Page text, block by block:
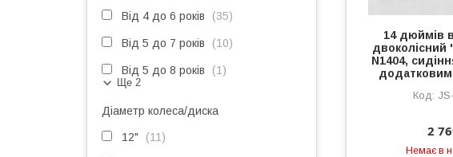
14 дюймів
N1404,
2
Немає в
Від 4 до 6 років 35
Від 5 до 7 років 10
Від 5 до 8 років 1
Ще 2
Діаметр колеса/диска
12" 11